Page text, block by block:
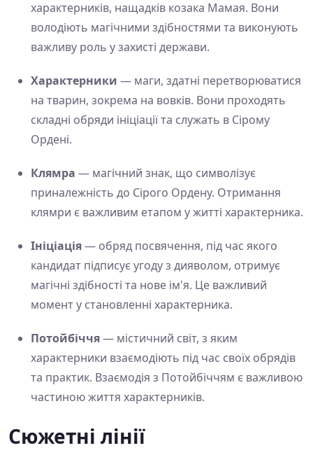
характерників, нащадків козака Мамая. Вони
володіють магічними здібностями та виконують
важливу роль у захисті держави.
Характерники — маги, здатні перетворюватися
на тварин, зокрема на вовків. Вони проходять
складні обряди ініціації та служать в Сірому
Ордені.
Клямра — магічний знак, що символізує
приналежність до Сірого Ордену. Отримання
клямри є важливим етапом у житті характерника.
Ініціація— обряд посвячення, під час якого
кандидат підписує угоду з дияволом, отримує
магічні здібності та нове ім'я. Це важливий
момент у становленні характерника.
Потойбіччя— містичний світ, з яким
характерники взаємодіють під час своїх обрядів
та практик. Взаємодія з Потойбіччям є важливою
частиною життя характерників.
Сюжетні лінії